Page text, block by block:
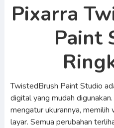
Pixarra
Paint
TwistedBrush Paint Studio
digital yang mudah
mengatur ukurannya, memilih
layar. Semua perubahan